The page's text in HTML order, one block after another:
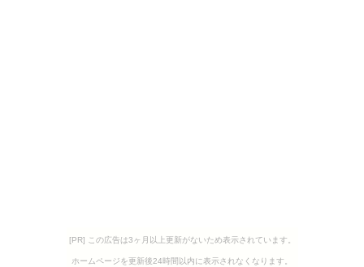
[PR] この広告は3ヶ月以上更新がないため表示されています。
ホームページを更新後24時間以内に表示されなくなります。